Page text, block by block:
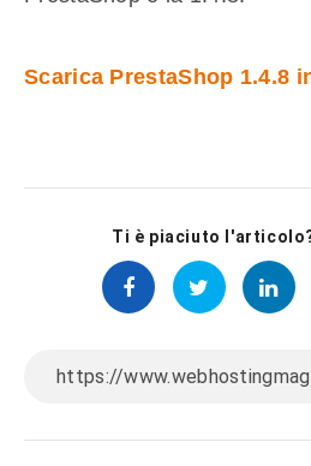
Scarica PrestaShop 1.4.8
Ti è piaciuto